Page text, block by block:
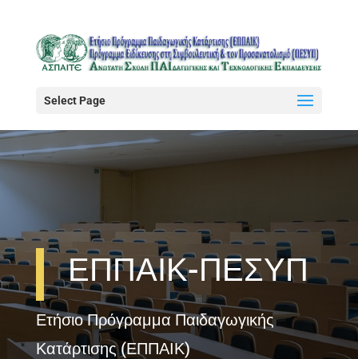
Select Page
ΕΠΠΑΙΚ-ΠΕΣΥΠ
Ετήσιο Πρόγραμμα Παιδαγωγικής
Κατάρτισης (ΕΠΠΑΙΚ)